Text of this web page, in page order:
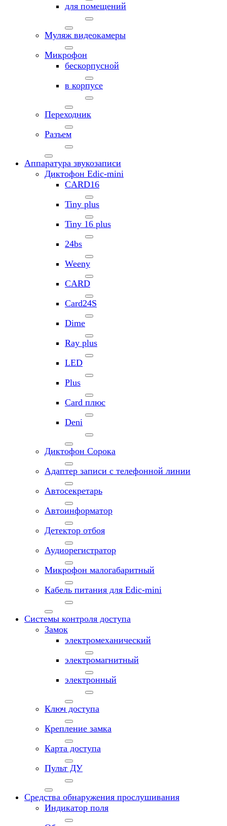
для помещений
Муляж видеокамеры
Микрофон
бескорпусной
в корпусе
Переходник
Разъем
Аппаратура звукозаписи
Диктофон Edic-mini
CARD16
Tiny plus
Tiny 16 plus
24bs
Weeny
CARD
Card24S
Dime
Ray plus
LED
Plus
Card плюс
Deni
Диктофон Сорока
Адаптер записи с телефонной линии
Автосекретарь
Автоинформатор
Детектор отбоя
Аудиорегистратор
Микрофон малогабаритный
Кабель питания для Edic-mini
Системы контроля доступа
Замок
электромеханический
электромагнитный
электронный
Ключ доступа
Крепление замка
Карта доступа
Пульт ДУ
Средства обнаружения прослушивания
Индикатор поля